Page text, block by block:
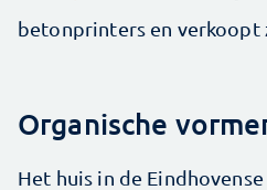
betonprinters en verkoopt
Organische
Het huis in de